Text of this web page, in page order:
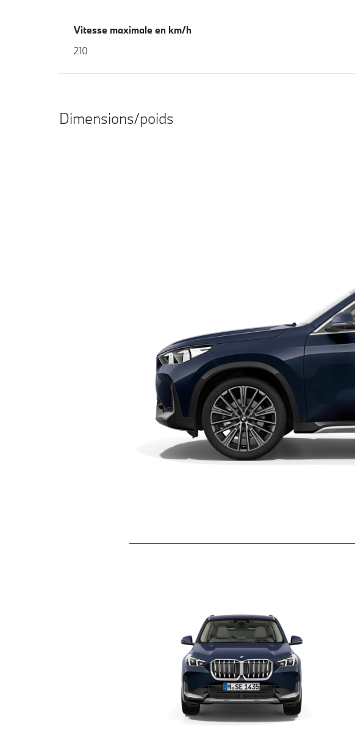
Vitesse maximale en km/h
210
Dimensions/poids